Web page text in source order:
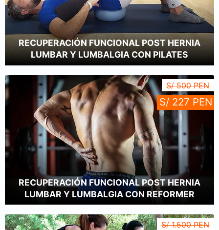
RECUPERACIÓN FUNCIONAL POST HERNIA
LUMBAR Y LUMBALGIA CON PILATES
RECUPERACIÓN FUNCIONAL POST HERNIA
LUMBAR Y LUMBALGIA CON REFORMER
S/ 227 PEN
S/ 500 PEN
S/ 1.500 PEN